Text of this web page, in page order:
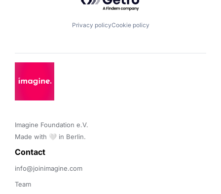
Privacy policyCookie policy
Imagine Foundation e.V.
Made with 🤍 in Berlin.
Contact
info@joinimagine.com
Team